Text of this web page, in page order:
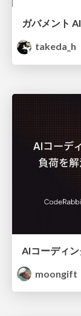
takeda_h
moongift